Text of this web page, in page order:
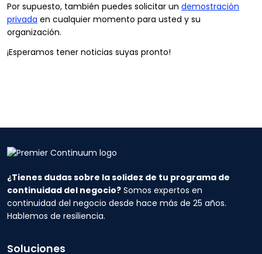
Por supuesto, también puedes solicitar un demostración
privada en cualquier momento para usted y su
organización.
¡Esperamos tener noticias suyas pronto!
¿Tienes dudas sobre la solidez de tu programa de
continuidad del negocio? Somos expertos en
continuidad del negocio desde hace más de 25 años.
Hablemos de resiliencia.
Soluciones